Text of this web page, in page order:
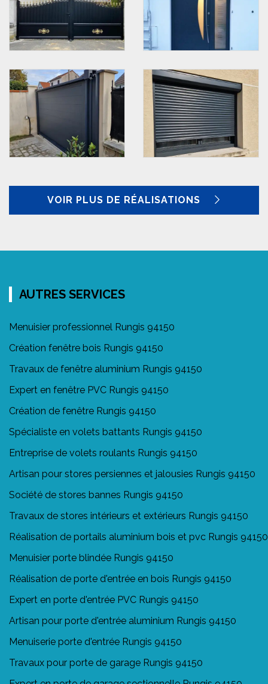
VOIR PLUS DE RÉALISATIONS
AUTRES SERVICES
Menuisier professionnel Rungis 94150
Création fenêtre bois Rungis 94150
Travaux de fenêtre aluminium Rungis 94150
Expert en fenêtre PVC Rungis 94150
Création de fenêtre Rungis 94150
Spécialiste en volets battants Rungis 94150
Entreprise de volets roulants Rungis 94150
Artisan pour stores persiennes et jalousies Rungis 94150
Société de stores bannes Rungis 94150
Travaux de stores intérieurs et extérieurs Rungis 94150
Réalisation de portails aluminium bois et pvc Rungis 94150
Menuisier porte blindée Rungis 94150
Réalisation de porte d'entrée en bois Rungis 94150
Expert en porte d'entrée PVC Rungis 94150
Artisan pour porte d'entrée aluminium Rungis 94150
Menuiserie porte d'entrée Rungis 94150
Travaux pour porte de garage Rungis 94150